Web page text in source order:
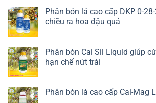
Phân bón lá cao cấp DKP 0-
chiều ra hoa đậu quả
Phân bón Cal Sil Liquid giúp
hạn chế nứt trái
Liên hệ ngay
Phân bón lá cao cấp Cal-Mag